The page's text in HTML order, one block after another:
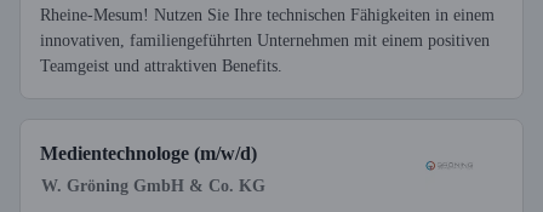
Rheine-Mesum! Nutzen Sie Ihre technischen Fähigkeiten in einem
innovativen, familiengeführten Unternehmen mit einem positiven
Teamgeist und attraktiven Benefits.
Medientechnologe (m/w/d)
W. Gröning GmbH & Co. KG